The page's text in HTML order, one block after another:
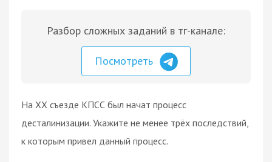
Разбор сложных заданий в тг-канале:
Посмотреть
На XX съезде КПСС был начат процесс
десталинизации. Укажите не менее трёх последствий,
к которым привел данный процесс.